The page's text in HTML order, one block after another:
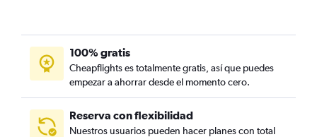
100% gratis
Cheapflights es totalmente gratis, así que puedes
empezar a ahorrar desde el momento cero.
Reserva con flexibilidad
Nuestros usuarios pueden hacer planes con total